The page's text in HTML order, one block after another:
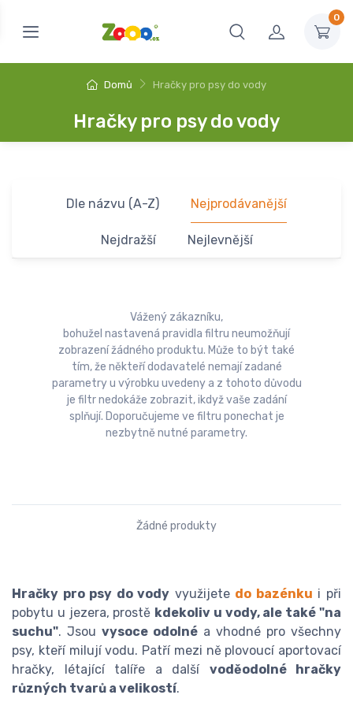
0
Domů Hračky pro psy do vody
Hračky pro psy do vody
Dle názvu (A-Z) Nejprodávanější
Nejdražší Nejlevnější
Vážený zákazníku,
bohužel nastavená pravidla filtru neumožňují
zobrazení žádného produktu. Může to být také
tím, že někteří dodavatelé nemají zadané
parametry u výrobku uvedeny a z tohoto důvodu
je filtr nedokáže zobrazit, ikdyž vaše zadání
splňují. Doporučujeme ve filtru ponechat je
nezbytně nutné parametry.
Žádné produkty
Hračky pro psy do vody využijete do bazénku i při
pobytu u jezera, prostě kdekoliv u vody, ale také "na
suchu". Jsou vysoce odolné a vhodné pro všechny
psy, kteří milují vodu. Patří mezi ně plovoucí aportovací
hračky, létající talíře a další voděodolné hračky
různých tvarů a velikostí.